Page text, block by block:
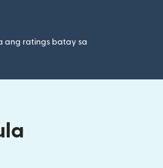
ang ratings batay sa